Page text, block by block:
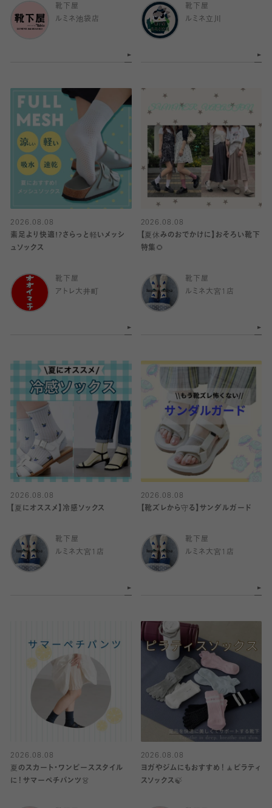
靴下屋
ルミネ池袋店
靴下屋
ルミネ立川
2026.08.08
素足より快適!?さらっと軽いメッシ
ュソックス
靴下屋
アトレ大井町
2026.08.08
【夏休みのおでかけに】おそろい靴下
特集🌻
靴下屋
ルミネ大宮1店
2026.08.08
【夏にオススメ】冷感ソックス
靴下屋
ルミネ大宮1店
2026.08.08
【靴ズレから守る】サンダルガード
靴下屋
ルミネ大宮1店
2026.08.08
夏のスカート・ワンピーススタイル
に！サマーペチパンツ👗
2026.08.08
ヨガやジムにもおすすめ！🧘ピラティ
スソックス🍃